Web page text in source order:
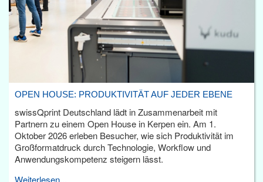
OPEN HOUSE: PRODUKTIVITÄT AUF JEDER EBENE
swissQprint Deutschland lädt in Zusammenarbeit mit
Partnern zu einem Open House in Kerpen ein. Am 1.
Oktober 2026 erleben Besucher, wie sich Produktivität im
Großformatdruck durch Technologie, Workflow und
Anwendungskompetenz steigern lässt.
Weiterlesen...